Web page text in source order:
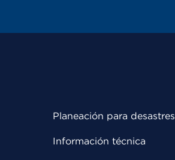
Planeación para desastres
Información técnica